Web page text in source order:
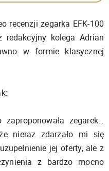
recenzji zegarka EFK-100
kolega Adrian
w formie klasycznej
zaproponowała zegarek…
nieraz zdarzało mi się
jej oferty, ale z
z bardzo mocno